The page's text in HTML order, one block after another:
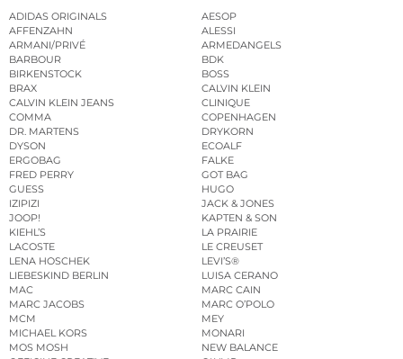
ADIDAS ORIGINALS
AESOP
AFFENZAHN
ALESSI
ARMANI/PRIVÉ
ARMEDANGELS
BARBOUR
BDK
BIRKENSTOCK
BOSS
BRAX
CALVIN KLEIN
CALVIN KLEIN JEANS
CLINIQUE
COMMA
COPENHAGEN
DR. MARTENS
DRYKORN
DYSON
ECOALF
ERGOBAG
FALKE
FRED PERRY
GOT BAG
GUESS
HUGO
IZIPIZI
JACK & JONES
JOOP!
KAPTEN & SON
KIEHL’S
LA PRAIRIE
LACOSTE
LE CREUSET
LENA HOSCHEK
LEVI’S®
LIEBESKIND BERLIN
LUISA CERANO
MAC
MARC CAIN
MARC JACOBS
MARC O’POLO
MCM
MEY
MICHAEL KORS
MONARI
MOS MOSH
NEW BALANCE